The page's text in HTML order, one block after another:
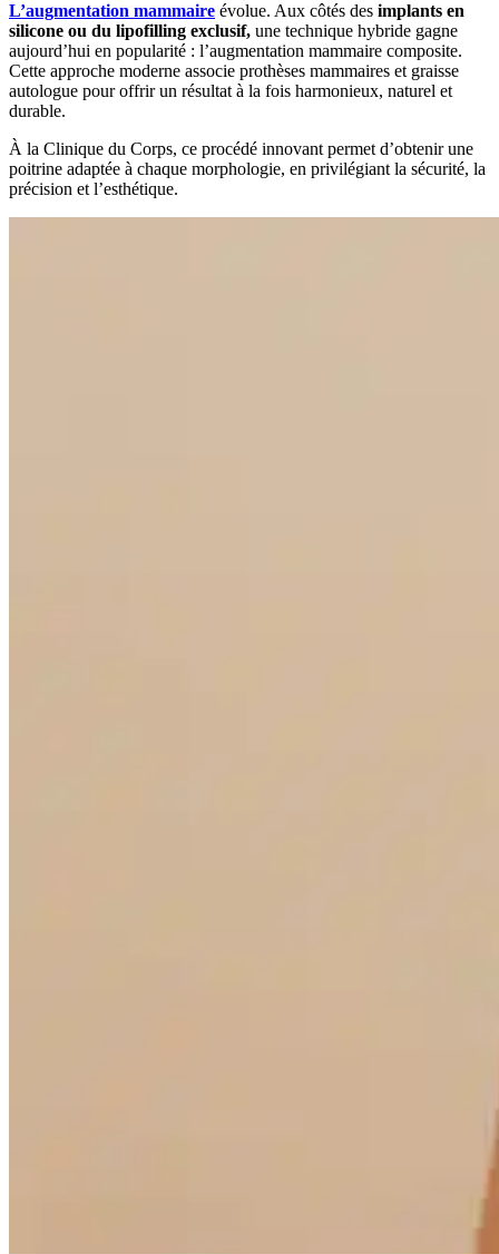
L’augmentation mammaire évolue. Aux côtés des implants en
silicone ou du lipofilling exclusif, une technique hybride gagne
aujourd’hui en popularité : l’augmentation mammaire composite.
Cette approche moderne associe prothèses mammaires et graisse
autologue pour offrir un résultat à la fois harmonieux, naturel et
durable.
À la Clinique du Corps, ce procédé innovant permet d’obtenir une
poitrine adaptée à chaque morphologie, en privilégiant la sécurité, la
précision et l’esthétique.